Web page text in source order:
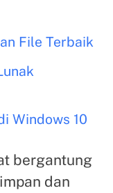
File Terbaik
Windows 10
bergantung
dan